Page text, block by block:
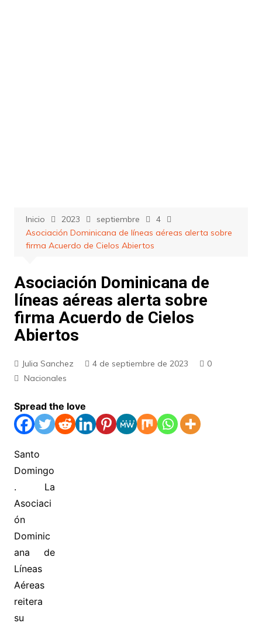
Inicio 2023 septiembre
4
Asociación Dominicana de líneas aéreas alerta sobre
firma Acuerdo de Cielos Abiertos
Asociación Dominicana de
líneas aéreas alerta sobre
firma Acuerdo de Cielos
Abiertos
Julia Sanchez 4 de septiembre de 2023
0
Nacionales
Spread the love
Santo
Domingo
. La
Asociaci
ón
Dominic
ana de
Líneas
Aéreas
reitera
su